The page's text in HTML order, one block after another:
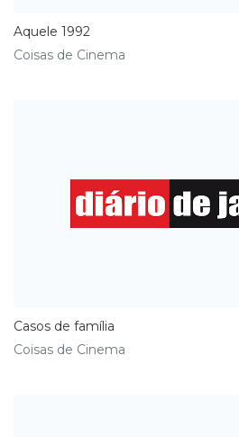
Aquele 1992
Coisas de Cinema
Casos de família
Coisas de Cinema